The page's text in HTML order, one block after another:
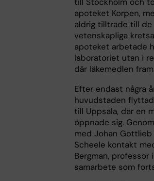
apoteket Korpen,
aldrig tillträde till de
vetenskapliga
apoteket arbetade
laboratoriet utan i
där läkemedlen
Efter endast några
huvudstaden
till Uppsala, där en
öppnade sig.
med Johan Gottlieb
Scheele kontakt
Bergman,
samarbete som